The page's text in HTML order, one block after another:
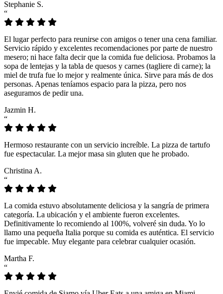
Stephanie S.
“
El lugar perfecto para reunirse con amigos o tener una cena familiar.
Servicio rápido y excelentes recomendaciones por parte de nuestro
mesero; ni hace falta decir que la comida fue deliciosa. Probamos la
sopa de lentejas y la tabla de quesos y carnes (tagliere di carne); la
miel de trufa fue lo mejor y realmente única. Sirve para más de dos
personas. Apenas teníamos espacio para la pizza, pero nos
aseguramos de pedir una.
Jazmin H.
“
Hermoso restaurante con un servicio increíble. La pizza de tartufo
fue espectacular. La mejor masa sin gluten que he probado.
Christina A.
“
La comida estuvo absolutamente deliciosa y la sangría de primera
categoría. La ubicación y el ambiente fueron excelentes.
Definitivamente lo recomiendo al 100%, volveré sin duda. Yo lo
llamo una pequeña Italia porque su comida es auténtica. El servicio
fue impecable. Muy elegante para celebrar cualquier ocasión.
Martha F.
“